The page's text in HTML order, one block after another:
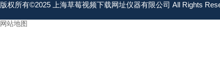
版权所有©2025 上海草莓视频下载网址仪器有限公司 All Rights
网站地图